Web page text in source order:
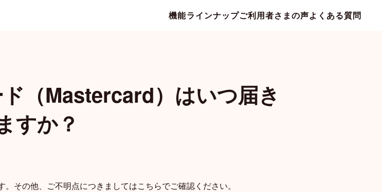
機能ラインナップ
位置共有 Todo アカウント共有 家族メール
ご利用者さまの声よくある質問
（Mastercard）はいつ届き
すか？
。その他、ご不明点につきましてはこちらでご確認ください。